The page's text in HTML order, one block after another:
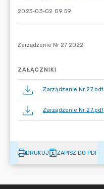
2023-03-02 09:59
ZAŁĄCZNIKI
Zarządzenie Nr 27.odt
Zarządzenie Nr 27.pdf
DRUKUJ ZAPISZ DO PDF